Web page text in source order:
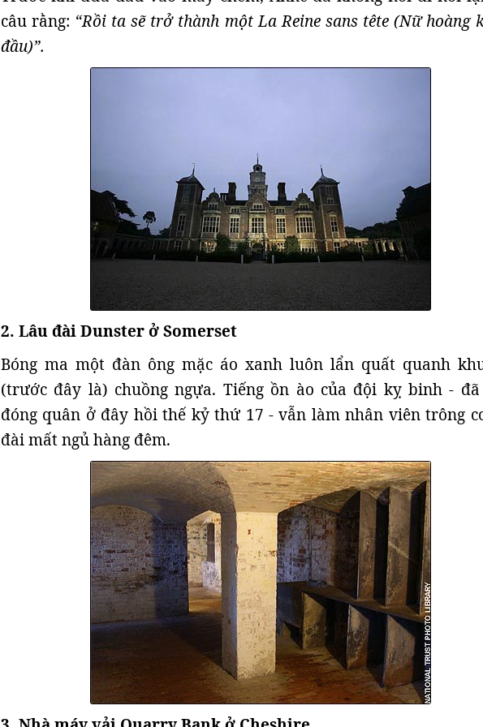
câu rằng: “Rồi ta sẽ trở thành một La Reine sans tête (Nữ hoàng
đầu)”.
2. Lâu đài Dunster ở Somerset
Bóng ma một đàn ông mặc áo xanh luôn lẩn quất quanh
(trước đây là) chuồng ngựa. Tiếng ồn ào của đội kỵ binh -
đóng quân ở đây hồi thế kỷ thứ 17 - vẫn làm nhân viên trông
đài mất ngủ hàng đêm.